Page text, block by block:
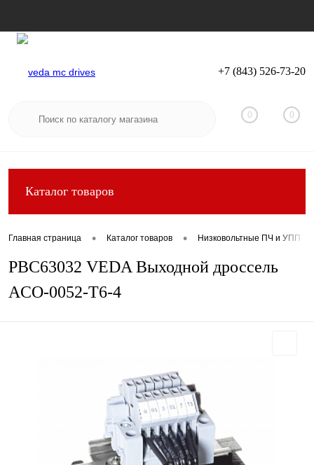
Вход Регистрация
+7 (843) 526-73-20
0 0
Каталог товаров
Главная страница • Каталог товаров • Низковольтные ПЧ и УПП
PBC63032 VEDA Выходной дроссель
ACO-0052-T6-4